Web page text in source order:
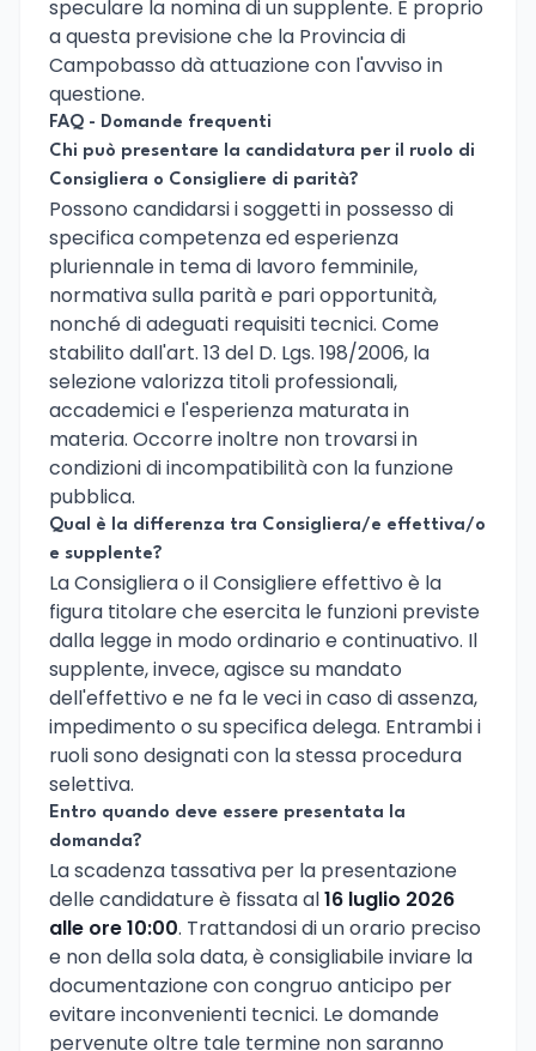
speculare la nomina di un supplente. È proprio
a questa previsione che la Provincia di
Campobasso dà attuazione con l'avviso in
questione.
FAQ - Domande frequenti
Chi può presentare la candidatura per il ruolo di
Consigliera o Consigliere di parità?
Possono candidarsi i soggetti in possesso di
specifica competenza ed esperienza
pluriennale in tema di lavoro femminile,
normativa sulla parità e pari opportunità,
nonché di adeguati requisiti tecnici. Come
stabilito dall'art. 13 del D. Lgs. 198/2006, la
selezione valorizza titoli professionali,
accademici e l'esperienza maturata in
materia. Occorre inoltre non trovarsi in
condizioni di incompatibilità con la funzione
pubblica.
Qual è la differenza tra Consigliera/e effettiva/o
e supplente?
La Consigliera o il Consigliere effettivo è la
figura titolare che esercita le funzioni previste
dalla legge in modo ordinario e continuativo. Il
supplente, invece, agisce su mandato
dell'effettivo e ne fa le veci in caso di assenza,
impedimento o su specifica delega. Entrambi i
ruoli sono designati con la stessa procedura
selettiva.
Entro quando deve essere presentata la
domanda?
La scadenza tassativa per la presentazione
delle candidature è fissata al16 luglio 2026
alle ore 10:00. Trattandosi di un orario preciso
e non della sola data, è consigliabile inviare la
documentazione con congruo anticipo per
evitare inconvenienti tecnici. Le domande
pervenute oltre tale termine non saranno